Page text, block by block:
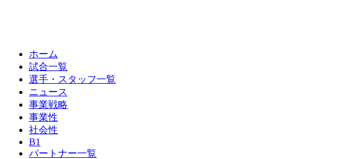
ホーム
試合一覧
選手・スタッフ一覧
ニュース
事業戦略
事業性
社会性
B1
パートナー一覧